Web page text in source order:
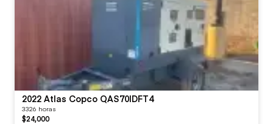
2022 Atlas Copco QAS70IDFT4
3326 horas
$24,000